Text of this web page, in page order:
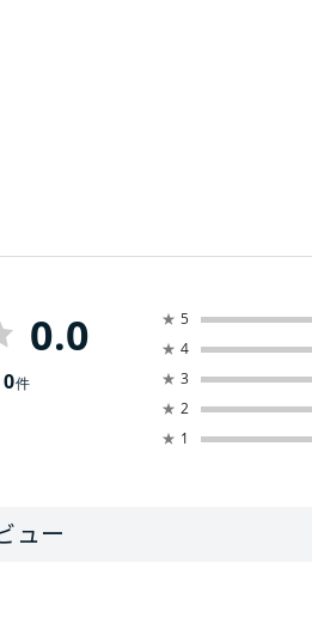
0.0
0件
★ 5
★ 4
★ 3
★ 2
★ 1